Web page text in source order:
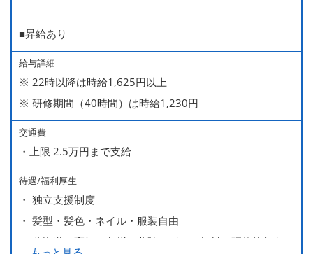
■昇給あり
給与詳細
※ 22時以降は時給1,625円以上
※ 研修期間（40時間）は時給1,230円
交通費
・上限 2.5万円まで支給
待遇/福利厚生
・ 独立支援制度
・ 髪型・髪色・ネイル・服装自由
・ 北海道や高知、九州、北陸などへの無料の研修旅行あり